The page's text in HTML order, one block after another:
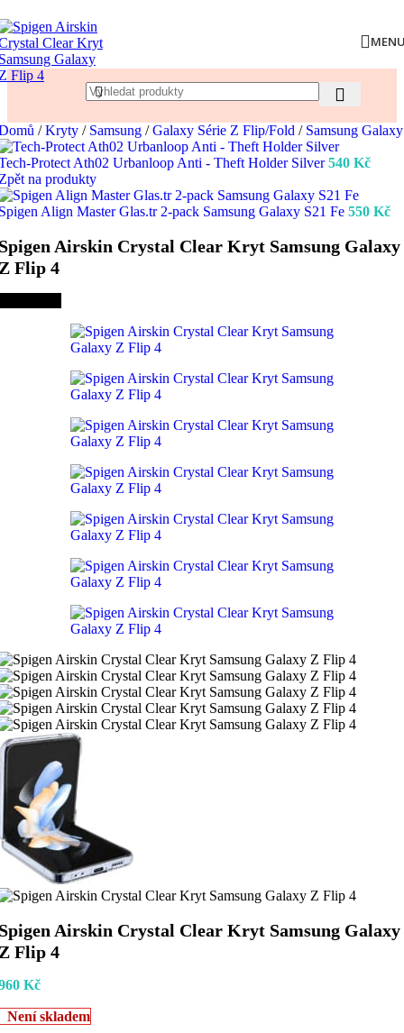
/ Kryty / Samsung / Galaxy Série Z Flip/Fold / Samsung
Protect Ath02 Urbanloop Anti - Theft Holder Silver540 Kč
na produkty
Align Master Glas.tr 2-pack Samsung Galaxy S21 Fe 550 Kč
Airskin Crystal Clear Kryt Samsung Galaxy
Flip 4
Airskin Crystal Clear Kryt Samsung Galaxy
Flip 4
Kč
Není skladem